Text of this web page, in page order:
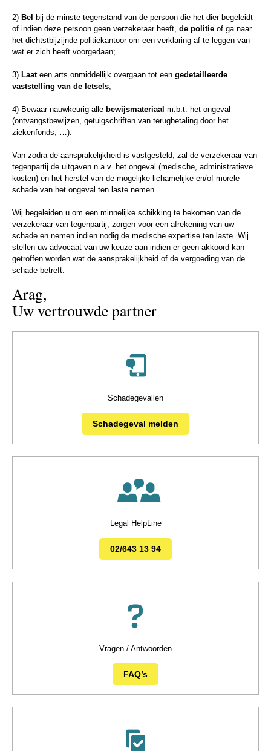
2) Bel
bij de minste tegenstand van de persoon die het dier begeleidt
of indien deze persoon geen verzekeraar heeft, de politie of ga naar
het dichtstbijzijnde politiekantoor om een verklaring af te leggen van
wat er zich heeft voorgedaan;
3) Laateen arts onmiddellijk overgaan tot een gedetailleerde
vaststelling van de letsels;
4) Bewaar nauwkeurig alle bewijsmateriaal m.b.t. het ongeval
(ontvangstbewijzen, getuigschriften van terugbetaling door het
ziekenfonds, …).
Van zodra de aansprakelijkheid is vastgesteld, zal de verzekeraar van
tegenpartij de uitgaven n.a.v. het ongeval (medische, administratieve
kosten) en het herstel van de mogelijke lichamelijke en/of morele
schade van het ongeval ten laste nemen.
Wij begeleiden u om een minnelijke schikking te bekomen van de
verzekeraar van tegenpartij, zorgen voor een afrekening van uw
schade en nemen indien nodig de medische expertise ten laste. Wij
stellen uw advocaat van uw keuze aan indien er geen akkoord kan
getroffen worden wat de aansprakelijkheid of de vergoeding van de
schade betreft.
Arag,
Uw vertrouwde partner
Schadegevallen
Schadegeval melden
Legal HelpLine
02/643 13 94
Vragen / Antwoorden
FAQ’s